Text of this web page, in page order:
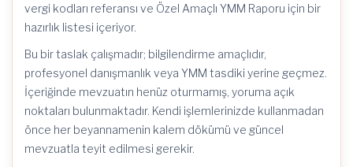
vergi kodları referansı ve Özel Amaçlı YMM Raporu için bir
hazırlık listesi içeriyor.
Bu bir taslak çalışmadır; bilgilendirme amaçlıdır,
profesyonel danışmanlık veya YMM tasdiki yerine geçmez.
İçeriğinde mevzuatın henüz oturmamış, yoruma açık
noktaları bulunmaktadır. Kendi işlemlerinizde kullanmadan
önce her beyannamenin kalem dökümü ve güncel
mevzuatla teyit edilmesi gerekir.